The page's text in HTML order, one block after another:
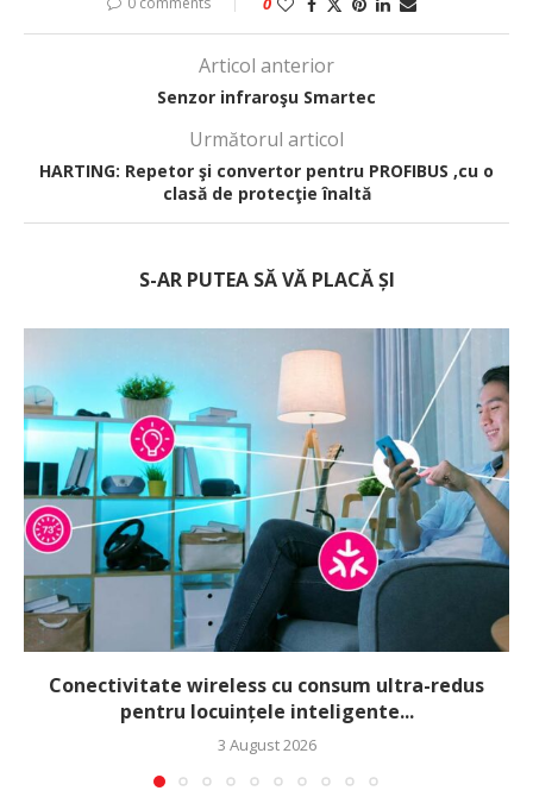
Articol anterior
Senzor infraroşu Smartec
Următorul articol
HARTING: Repetor şi convertor pentru PROFIBUS ,cu o
clasă de protecţie înaltă
S-AR PUTEA SĂ VĂ PLACĂ ȘI
Conectivitate wireless cu consum ultra-redus
pentru locuințele inteligente...
3 August 2026